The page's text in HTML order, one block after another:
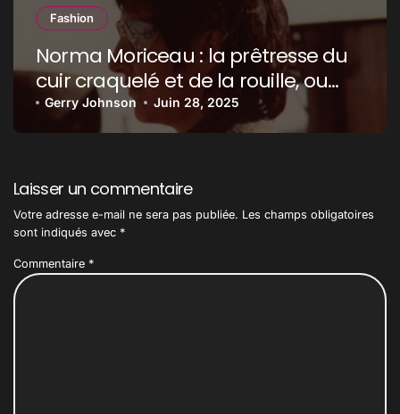
Fashion
Norma Moriceau : la prêtresse du
cuir craquelé et de la rouille, ou
comment Mad Max a mis le feu
au style post-apo
Gerry Johnson Juin 28, 2025
Laisser un commentaire
Votre adresse e-mail ne sera pas publiée. Les champs obligatoires
sont indiqués avec *
Commentaire *